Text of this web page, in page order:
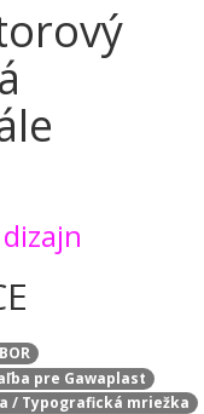
pre Gawaplast
/ Typografická mriežka